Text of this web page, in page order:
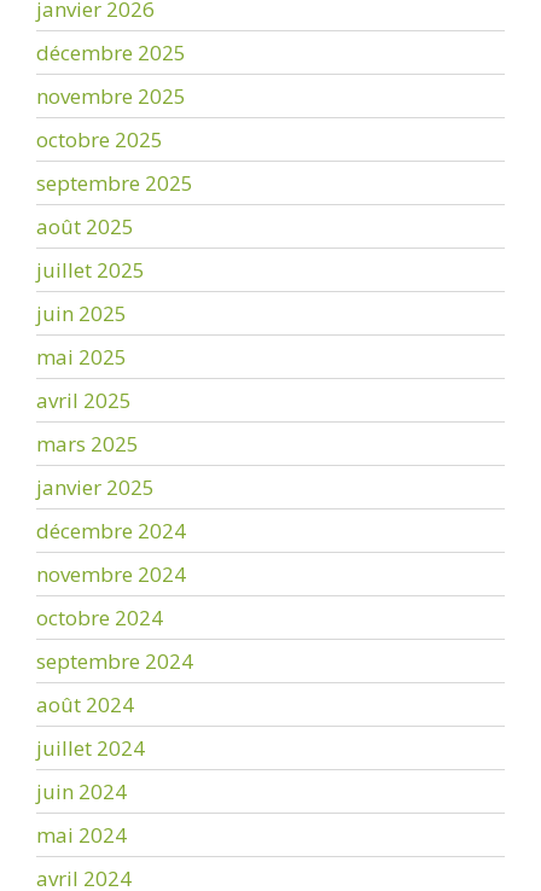
janvier 2026
décembre 2025
novembre 2025
octobre 2025
septembre 2025
août 2025
juillet 2025
juin 2025
mai 2025
avril 2025
mars 2025
janvier 2025
décembre 2024
novembre 2024
octobre 2024
septembre 2024
août 2024
juillet 2024
juin 2024
mai 2024
avril 2024